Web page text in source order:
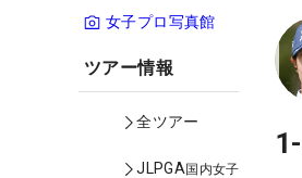
女子プロ写真館
ツアー情報
全ツアー
JLPGA国内女子
1-